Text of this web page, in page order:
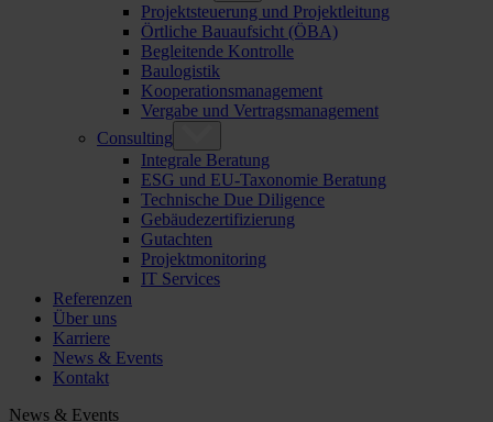
Projektsteuerung und Projektleitung
Örtliche Bauaufsicht (ÖBA)
Begleitende Kontrolle
Baulogistik
Kooperationsmanagement
Vergabe und Vertragsmanagement
Consulting
Integrale Beratung
ESG und EU-Taxonomie Beratung
Technische Due Diligence
Gebäudezertifizierung
Gutachten
Projektmonitoring
IT Services
Referenzen
Über uns
Karriere
News & Events
Kontakt
News & Events